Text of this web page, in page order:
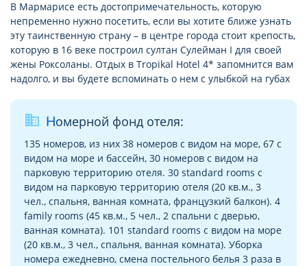
В Мармарисе есть достопримечательность, которую
непременно нужно посетить, если вы хотите ближе узнать
эту таинственную страну – в центре города стоит крепость,
которую в 16 веке построил султан Сулейман I для своей
жены Роксоланы. Отдых в Tropikal Hotel 4* запомнится вам
надолго, и вы будете вспоминать о нем с улыбкой на губах
business Номерной фонд отеля:
135 номеров, из них 38 номеров с видом на море, 67 с
видом на море и бассейн, 30 номеров с видом на
парковую территорию отеля. 30 standard rooms с
видом на парковую территорию отеля (20 кв.м., 3
чел., спальня, ванная комната, французкий балкон). 4
family rooms (45 кв.м., 5 чел., 2 спальни с дверью,
ванная комната). 101 standard rooms с видом на море
(20 кв.м., 3 чел., спальня, ванная комната). Уборка
номера ежедневно, смена постельного белья 3 раза в